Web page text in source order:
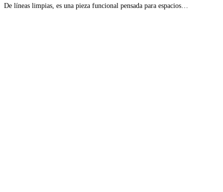
De líneas limpias, es una pieza funcional pensada para espacios…